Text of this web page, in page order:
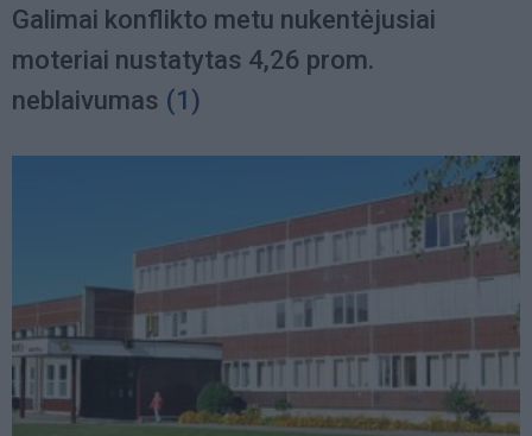
Galimai konflikto metu nukentėjusiai
moteriai nustatytas 4,26 prom.
neblaivumas (1)